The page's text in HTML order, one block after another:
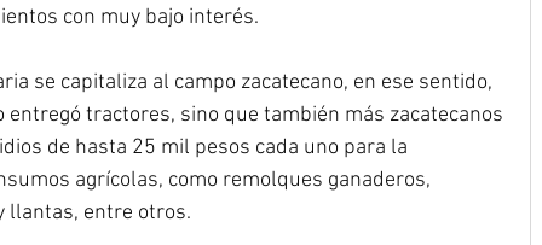
con muy bajo interés.
se capitaliza al campo zacatecano, en ese sentido,
entregó tractores, sino que también más zacatecanos
de hasta 25 mil pesos cada uno para la
agrícolas, como remolques ganaderos,
llantas, entre otros.